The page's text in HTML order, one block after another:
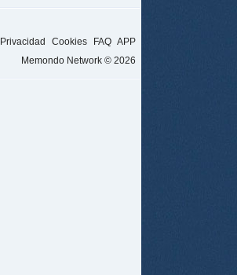
Privacidad Cookies FAQ APP
Memondo Network © 2026